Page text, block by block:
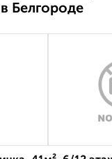
Белгороде